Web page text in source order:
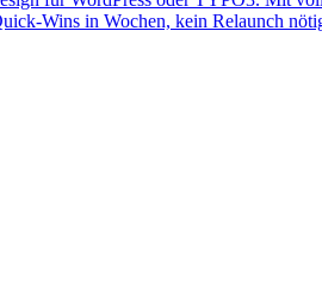
Wins in Wochen, kein Relaunch